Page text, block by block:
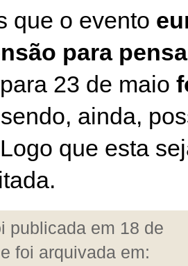
que o evento
para
23 de maio
ainda,
que esta
publicada em 18 de
foi arquivada em: